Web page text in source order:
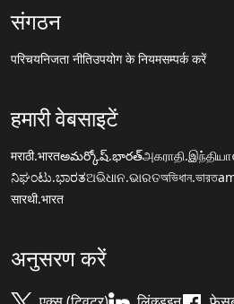
संगठन
परिचयनिजता नीतिउपयोग के नियमसम्पर्क करें
हमारी वेबसाइटें
मराठी.भारतఅమర్కోష్.భారత్அகராதி.இந்தியா
ನಿಘಂಟು.ಭಾರತଅଭିଧାନ.ଭାରତঅভিধান.ভারত
सारथी.भारत
अनुसरण करें